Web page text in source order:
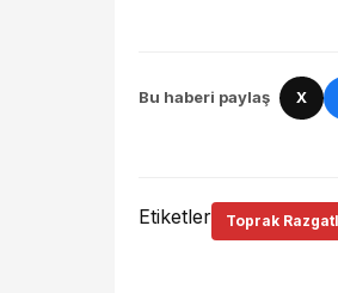
Bu haberi paylaş X
Etiketler Toprak